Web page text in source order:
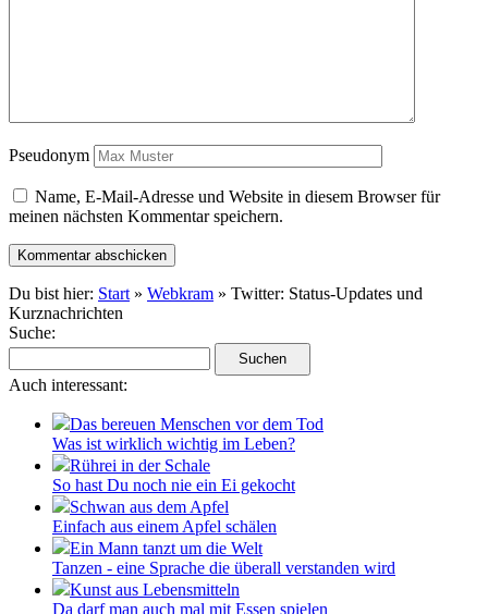
Pseudonym
Name, E-Mail-Adresse und Website in diesem Browser für
meinen nächsten Kommentar speichern.
Du bist hier: Start » Webkram » Twitter: Status-Updates und
Kurznachrichten
Suche:
Auch interessant:
Das bereuen Menschen vor dem Tod
Was ist wirklich wichtig im Leben?
Rührei in der Schale
So hast Du noch nie ein Ei gekocht
Schwan aus dem Apfel
Einfach aus einem Apfel schälen
Ein Mann tanzt um die Welt
Tanzen - eine Sprache die überall verstanden wird
Kunst aus Lebensmitteln
Da darf man auch mal mit Essen spielen